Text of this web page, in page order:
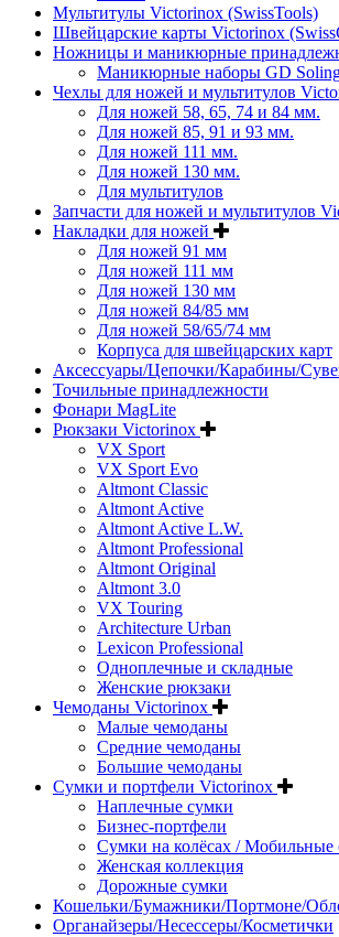
Мультитулы Victorinox (SwissTools)
Швейцарские карты Victorinox
Ножницы и маникюрные
Маникюрные наборы GD
Чехлы для ножей и мультитулов
Для ножей 58, 65, 74 и 84 мм.
Для ножей 85, 91 и 93 мм.
Для ножей 111 мм.
Для ножей 130 мм.
Для мультитулов
Запчасти для ножей и мультитулов
Накладки для ножей
Для ножей 91 мм
Для ножей 111 мм
Для ножей 130 мм
Для ножей 84/85 мм
Для ножей 58/65/74 мм
Корпуса для швейцарских карт
Аксессуары/Цепочки/Карабины/
Точильные принадлежности
Фонари MagLite
Рюкзаки Victorinox
VX Sport
VX Sport Evo
Altmont Classic
Altmont Active
Altmont Active L.W.
Altmont Professional
Altmont Original
Altmont 3.0
VX Touring
Architecture Urban
Lexicon Professional
Одноплечные и складные
Женские рюкзаки
Чемоданы Victorinox
Малые чемоданы
Средние чемоданы
Большие чемоданы
Сумки и портфели Victorinox
Наплечные сумки
Бизнес-портфели
Сумки на колёсах /
Женская коллекция
Дорожные сумки
Кошельки/Бумажники/Портмоне/
Органайзеры/Несессеры/Косметички